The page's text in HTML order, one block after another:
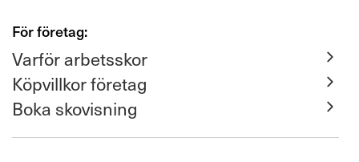
För företag:
Varför arbetsskor
Köpvillkor företag
Boka skovisning